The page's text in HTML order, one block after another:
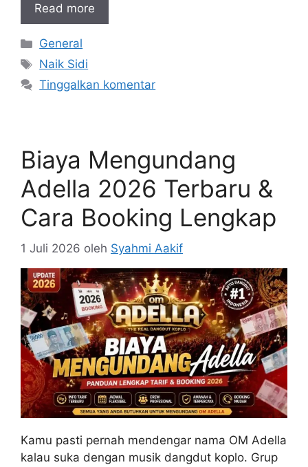
Read more
Kategori
General
Tag
Naik Sidi
Tinggalkan komentar
Biaya Mengundang
Adella 2026 Terbaru &
Cara Booking Lengkap
1 Juli 2026 oleh Syahmi Aakif
Kamu pasti pernah mendengar nama OM Adella
kalau suka dengan musik dangdut koplo. Grup